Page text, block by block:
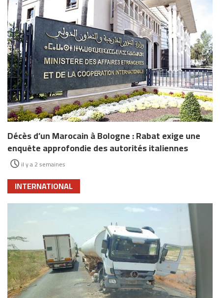
Décès d’un Marocain à Bologne : Rabat exige une
enquête approfondie des autorités italiennes
il y a 2 semaines
INTERNATIONAL